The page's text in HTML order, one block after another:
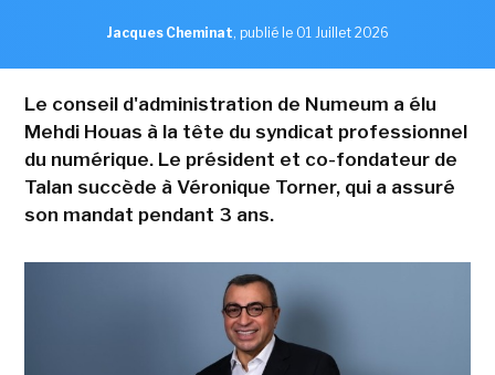
Jacques Cheminat, publié le 01 Juillet 2026
Le conseil d'administration de Numeum a élu
Mehdi Houas à la tête du syndicat professionnel
du numérique. Le président et co-fondateur de
Talan succède à Véronique Torner, qui a assuré
son mandat pendant 3 ans.